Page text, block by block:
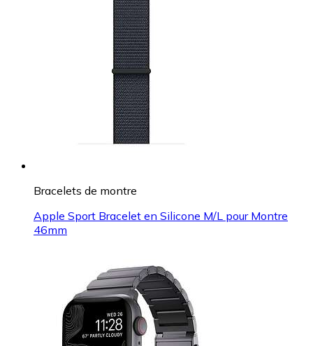
Bracelets de montre
Apple Sport Bracelet en Silicone M/L pour Montre
46mm